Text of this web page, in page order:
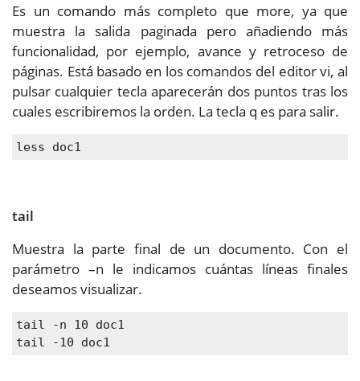
Es un comando más completo que more, ya que
muestra la salida paginada pero añadiendo más
funcionalidad, por ejemplo, avance y retroceso de
páginas. Está basado en los comandos del editor vi, al
pulsar cualquier tecla aparecerán dos puntos tras los
cuales escribiremos la orden. La tecla q es para salir.
less doc1
tail
Muestra la parte final de un documento. Con el
parámetro –n le indicamos cuántas líneas finales
deseamos visualizar.
tail -n 10 doc1
tail -10 doc1